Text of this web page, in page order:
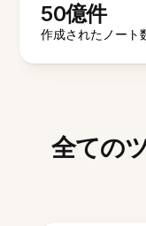
50億件
作成されたノート
全ての